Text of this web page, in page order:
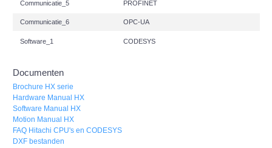
Communicatie_5 PROFINET
Communicatie_6 OPC-UA
Software_1 CODESYS
Documenten
Brochure HX serie
Hardware Manual HX
Software Manual HX
Motion Manual HX
FAQ Hitachi CPU's en CODESYS
DXF bestanden